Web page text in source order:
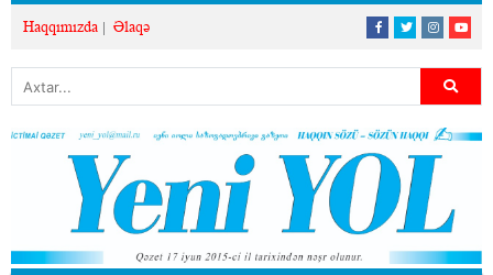
Haqqımızda Əlaqə